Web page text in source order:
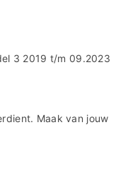
3 2019 t/m 09.2023
Maak van jouw